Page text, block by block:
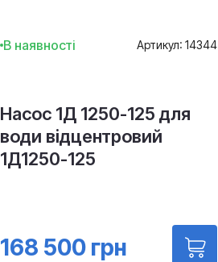
В наявності Артикул: 14344
Насос 1Д 1250-125 для
води відцентровий
1Д1250-125
168 500грн